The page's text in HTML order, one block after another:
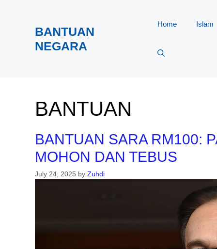
BANTUAN
NEGARA
Home Islam
BANTUAN
BANTUAN SARA RM100:
MOHON DAN TEBUS
July 24, 2025 by Zuhdi